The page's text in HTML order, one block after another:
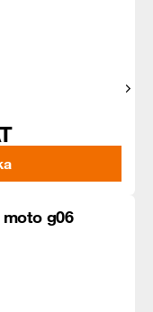
g06